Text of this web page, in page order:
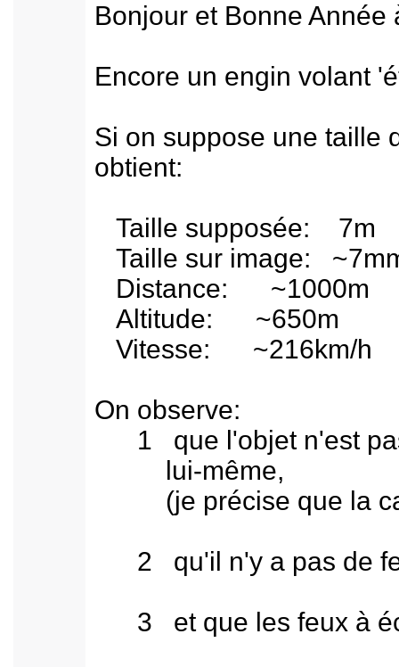
Bonjour et Bonne Année
Encore un engin volant
Si on suppose une taille
obtient:
Taille supposée: 7m
Taille sur image:
Distance: ~1000m
Altitude: ~650m
Vitesse: ~216km/h
On observe:
1 que l'objet n'est
lui-même,
(je précise que la
2 qu'il n'y a pas de
3 et que les feux à